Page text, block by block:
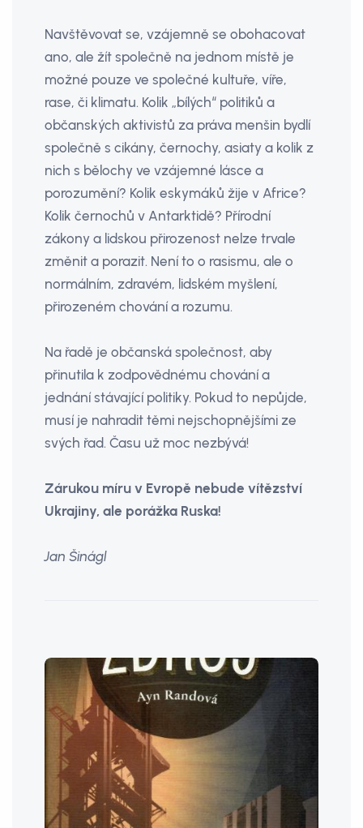
Navštěvovat se, vzájemně se obohacovat
ano, ale žít společně na jednom místě je
možné pouze ve společné kultuře, víře,
rase, či klimatu. Kolik „bílých“ politiků a
občanských aktivistů za práva menšin bydlí
společně s cikány, černochy, asiaty a kolik z
nich s bělochy ve vzájemné lásce a
porozumění? Kolik eskymáků žije v Africe?
Kolik černochů v Antarktidě? Přírodní
zákony a lidskou přirozenost nelze trvale
změnit a porazit. Není to o rasismu, ale o
normálním, zdravém, lidském myšlení,
přirozeném chování a rozumu.
Na řadě je občanská společnost, aby
přinutila k zodpovědnému chování a
jednání stávající politiky. Pokud to nepůjde,
musí je nahradit těmi nejschopnějšími ze
svých řad. Času už moc nezbývá!
Zárukou míru v Evropě nebude vítězství
Ukrajiny, ale porážka Ruska!
Jan Šinágl